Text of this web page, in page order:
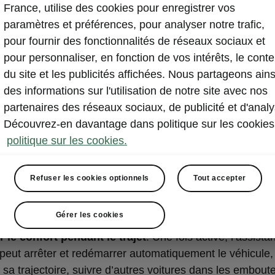
de conduite Elroq Sportline
de conduite (Travel Assist)
de conduite intègre plusieurs systèmes
et
séparément dans les pages suivantes. Lorsqu’ils sont
la voiturepeut faciliter considérablement la
le confort pendant le trajet. Une fois activé,
arrêter et redémarrer automatiquement le véhicule,
sa trajectoire, suivre d’autres voitures dans les
France, utilise des cookies pour enregistrer vos
paramètres et préférences, pour analyser notre trafic,
pour fournir des fonctionnalités de réseaux sociaux et
pour personnaliser, en fonction de vos intérêts, le
du site et les publicités affichées. Nous partageons
des informations sur l'utilisation de notre site avec nos
partenaires des réseaux sociaux, de publicité et
Découvrez-en davantage dans politique sur les
politique sur les cookies.
Refuser les cookies optionnels Tout accepter
Gérer les cookies